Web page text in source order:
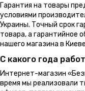
Гарантия на товары
условиями
Украины. Точный срок
товара, а гарантийное
нашего магазина в
С какого года
Интернет-магазин
время мы реализовали